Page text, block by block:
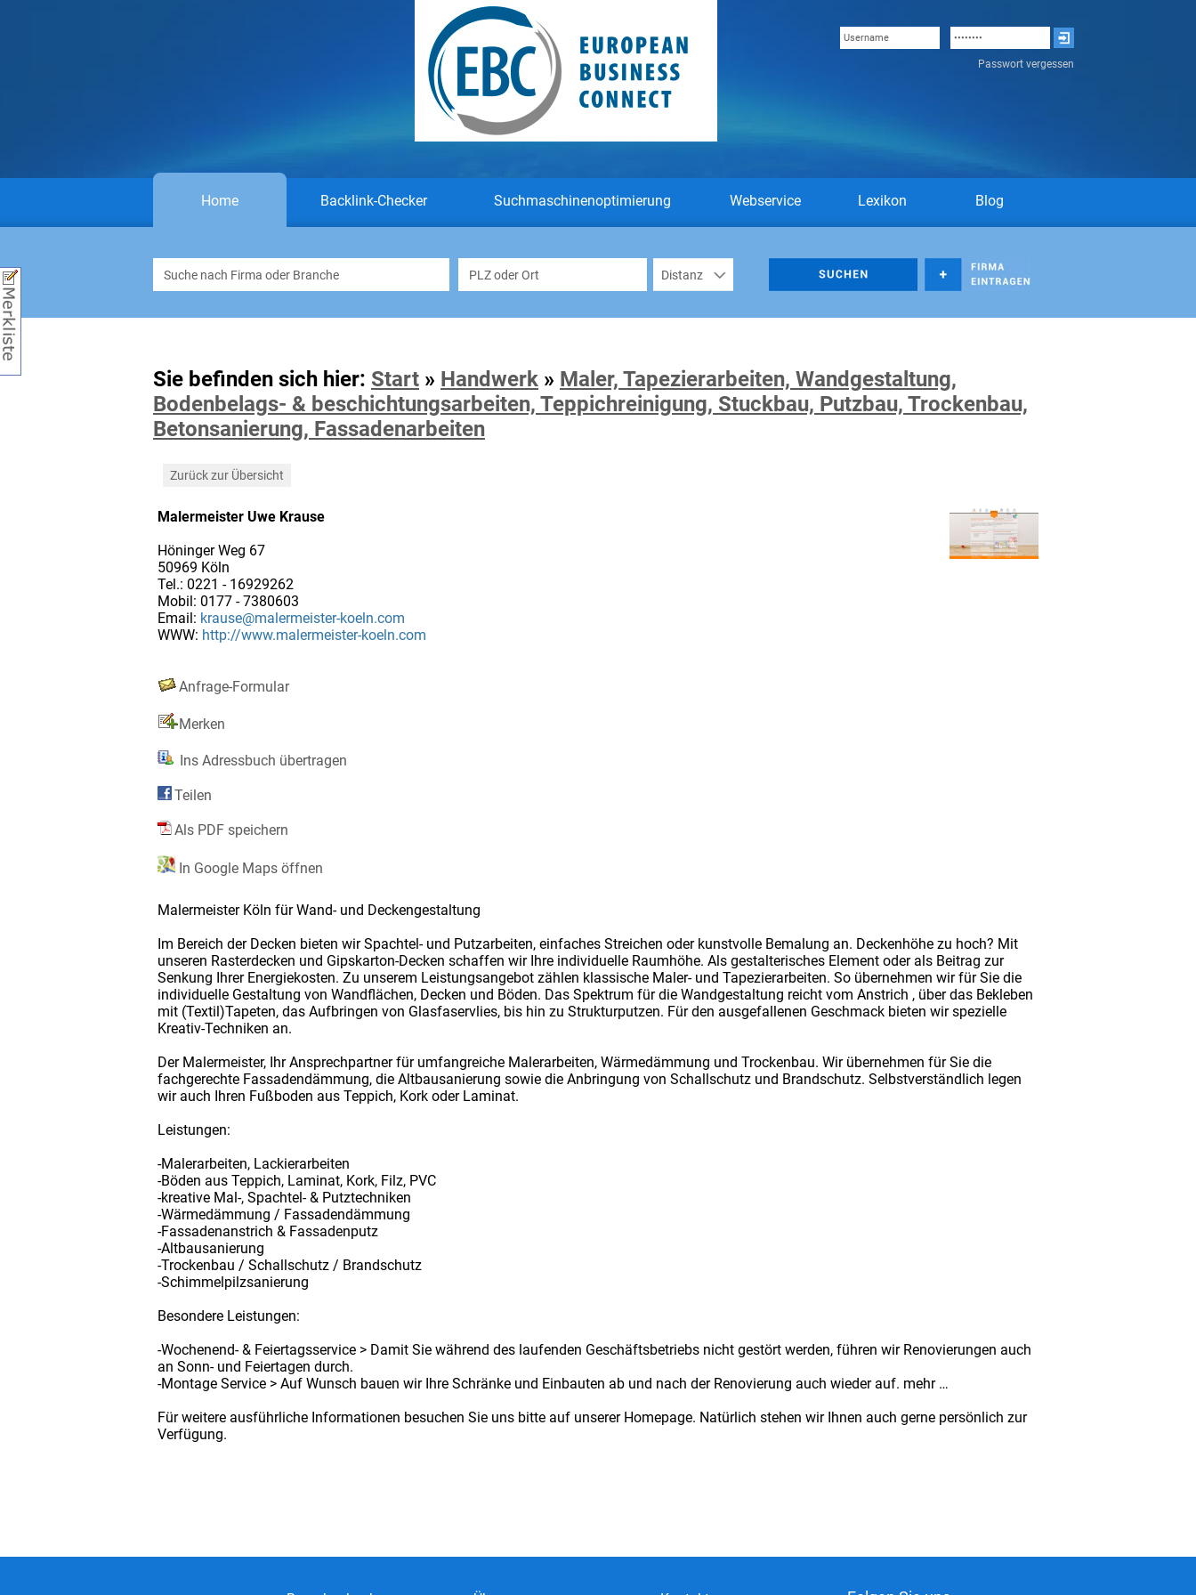
Passwort vergessen
Home Backlink-Checker Suchmaschinenoptimierung Webservice Lexikon Blog
Sie befinden sich hier: Start » Handwerk » Maler, Tapezierarbeiten, Wandgestaltung,
Bodenbelags- & beschichtungsarbeiten, Teppichreinigung, Stuckbau, Putzbau, Trockenbau,
Betonsanierung, Fassadenarbeiten
Zurück zur Übersicht
Malermeister Uwe Krause
Höninger Weg 67
50969 Köln
Tel.: 0221 - 16929262
Mobil: 0177 - 7380603
Email: krause@malermeister-koeln.com
WWW: http://www.malermeister-koeln.com
Anfrage-Formular
Merken
Ins Adressbuch übertragen
Teilen
Als PDF speichern
In Google Maps öffnen
Malermeister Köln für Wand- und Deckengestaltung
Im Bereich der Decken bieten wir Spachtel- und Putzarbeiten, einfaches Streichen oder kunstvolle Bemalung an. Deckenhöhe zu hoch? Mit
unseren Rasterdecken und Gipskarton-Decken schaffen wir Ihre individuelle Raumhöhe. Als gestalterisches Element oder als Beitrag zur
Senkung Ihrer Energiekosten. Zu unserem Leistungsangebot zählen klassische Maler- und Tapezierarbeiten. So übernehmen wir für Sie die
individuelle Gestaltung von Wandflächen, Decken und Böden. Das Spektrum für die Wandgestaltung reicht vom Anstrich , über das Bekleben
mit (Textil)Tapeten, das Aufbringen von Glasfaservlies, bis hin zu Strukturputzen. Für den ausgefallenen Geschmack bieten wir spezielle
Kreativ-Techniken an.
Der Malermeister, Ihr Ansprechpartner für umfangreiche Malerarbeiten, Wärmedämmung und Trockenbau. Wir übernehmen für Sie die
fachgerechte Fassadendämmung, die Altbausanierung sowie die Anbringung von Schallschutz und Brandschutz. Selbstverständlich legen
wir auch Ihren Fußboden aus Teppich, Kork oder Laminat.
Leistungen:
-Malerarbeiten, Lackierarbeiten
-Böden aus Teppich, Laminat, Kork, Filz, PVC
-kreative Mal-, Spachtel- & Putztechniken
-Wärmedämmung / Fassadendämmung
-Fassadenanstrich & Fassadenputz
-Altbausanierung
-Trockenbau / Schallschutz / Brandschutz
-Schimmelpilzsanierung
Besondere Leistungen:
-Wochenend- & Feiertagsservice > Damit Sie während des laufenden Geschäftsbetriebs nicht gestört werden, führen wir Renovierungen auch
an Sonn- und Feiertagen durch.
-Montage Service > Auf Wunsch bauen wir Ihre Schränke und Einbauten ab und nach der Renovierung auch wieder auf. mehr …
Für weitere ausführliche Informationen besuchen Sie uns bitte auf unserer Homepage. Natürlich stehen wir Ihnen auch gerne persönlich zur
Verfügung.